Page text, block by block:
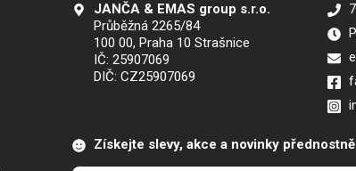
JANČA & EMAS group s.r.o.
Průběžná 2265/84
100 00, Praha 10 Strašnice
IČ: 25907069
DIČ: CZ25907069
Získejte slevy, akce a novinky